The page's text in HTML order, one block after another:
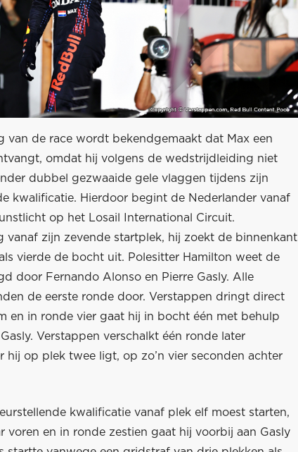
van de race wordt bekendgemaakt dat Max een
omdat hij volgens de wedstrijdleiding niet
dubbel gezwaaide gele vlaggen tijdens zijn
kwalificatie. Hierdoor begint de Nederlander vanaf
op het Losail International Circuit.
vanaf zijn zevende startplek, hij zoekt de binnenkant
vierde de bocht uit. Polesitter Hamilton weet de
door Fernando Alonso en Pierre Gasly. Alle
de eerste ronde door. Verstappen dringt direct
en in ronde vier gaat hij in bocht één met behulp
Verstappen verschalkt één ronde later
hij op plek twee ligt, op zo’n vier seconden achter
kwalificatie vanaf plek elf moest starten,
voren en in ronde zestien gaat hij voorbij aan Gasly